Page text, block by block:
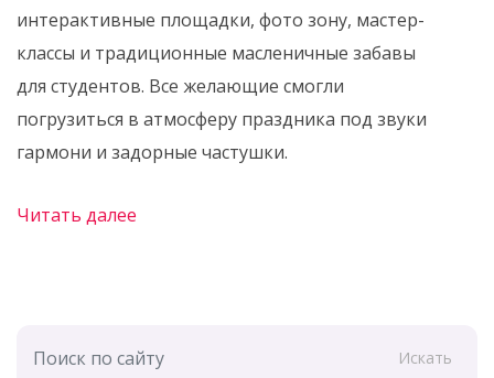
интерактивные площадки, фото зону, мастер-
классы и традиционные масленичные забавы
для студентов. Все желающие смогли
погрузиться в атмосферу праздника под звуки
гармони и задорные частушки.
Читать далее
Искать